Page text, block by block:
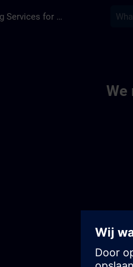
Training Services for Digital Industries
We